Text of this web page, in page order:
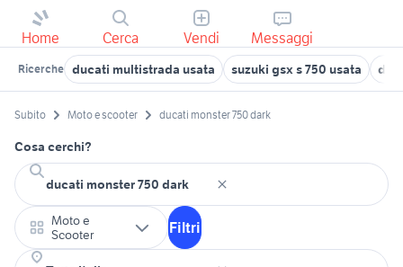
Home Cerca Vendi Messaggi
Ricerche ducati multistrada usata suzuki gsx s 750 usata
Subito Moto e scooter ducati monster 750 dark
Cosa cerchi?
Moto e
Scooter
Filtri